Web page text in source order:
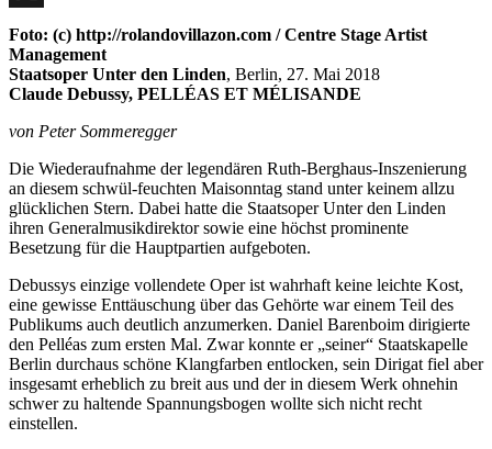
X
Foto: (c) http://rolandovillazon.com / Centre Stage Artist
Management
Staatsoper Unter den Linden, Berlin, 27. Mai 2018
Claude Debussy, PELLÉAS ET MÉLISANDE
von Peter Sommeregger
Die Wiederaufnahme der legendären Ruth-Berghaus-Inszenierung
an diesem schwül-feuchten Maisonntag stand unter keinem allzu
glücklichen Stern. Dabei hatte die Staatsoper Unter den Linden
ihren Generalmusikdirektor sowie eine höchst prominente
Besetzung für die Hauptpartien aufgeboten.
Debussys einzige vollendete Oper ist wahrhaft keine leichte Kost,
eine gewisse Enttäuschung über das Gehörte war einem Teil des
Publikums auch deutlich anzumerken. Daniel Barenboim dirigierte
den Pelléas zum ersten Mal. Zwar konnte er „seiner“ Staatskapelle
Berlin durchaus schöne Klangfarben entlocken, sein Dirigat fiel aber
insgesamt erheblich zu breit aus und der in diesem Werk ohnehin
schwer zu haltende Spannungsbogen wollte sich nicht recht
einstellen.